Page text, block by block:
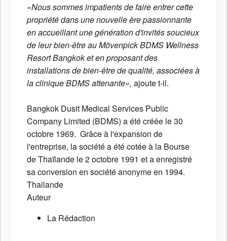
«Nous sommes impatients de faire entrer cette
propriété dans une nouvelle ère passionnante
en accueillant une génération d'invités soucieux
de leur bien-être au Mövenpick BDMS Wellness
Resort Bangkok et en proposant des
installations de bien-être de qualité, associées à
la clinique BDMS attenante», ajoute t-il.
Bangkok Dusit Medical Services Public
Company Limited (BDMS) a été créée le 30
octobre 1969. Grâce à l'expansion de
l'entreprise, la société a été cotée à la Bourse
de Thaïlande le 2 octobre 1991 et a enregistré
sa conversion en société anonyme en 1994.
Thailande
Auteur
La Rédaction